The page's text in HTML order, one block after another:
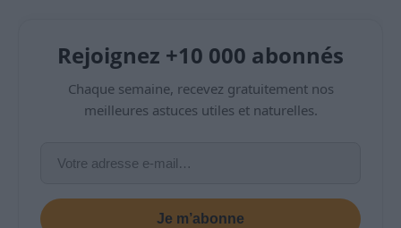
Rejoignez +10 000 abonnés
Chaque semaine, recevez gratuitement nos
meilleures astuces utiles et naturelles.
Je m’abonne